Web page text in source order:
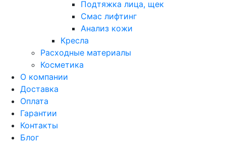
Подтяжка лица, щек
Смас лифтинг
Анализ кожи
Кресла
Расходные материалы
Косметика
О компании
Доставка
Оплата
Гарантии
Контакты
Блог